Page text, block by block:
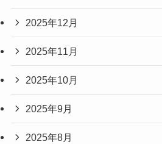
2025年12月
2025年11月
2025年10月
2025年9月
2025年8月